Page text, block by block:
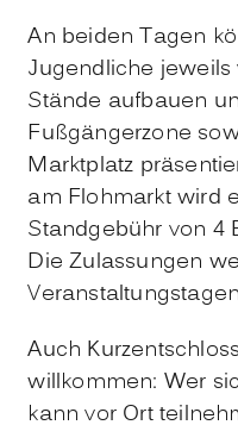
An beiden Tagen
Jugendliche
Stände aufbauen
Fußgängerzone
Marktplatz
am Flohmarkt wird
Standgebühr von 4
Die Zulassungen
Auch
willkommen: Wer
kann vor Ort